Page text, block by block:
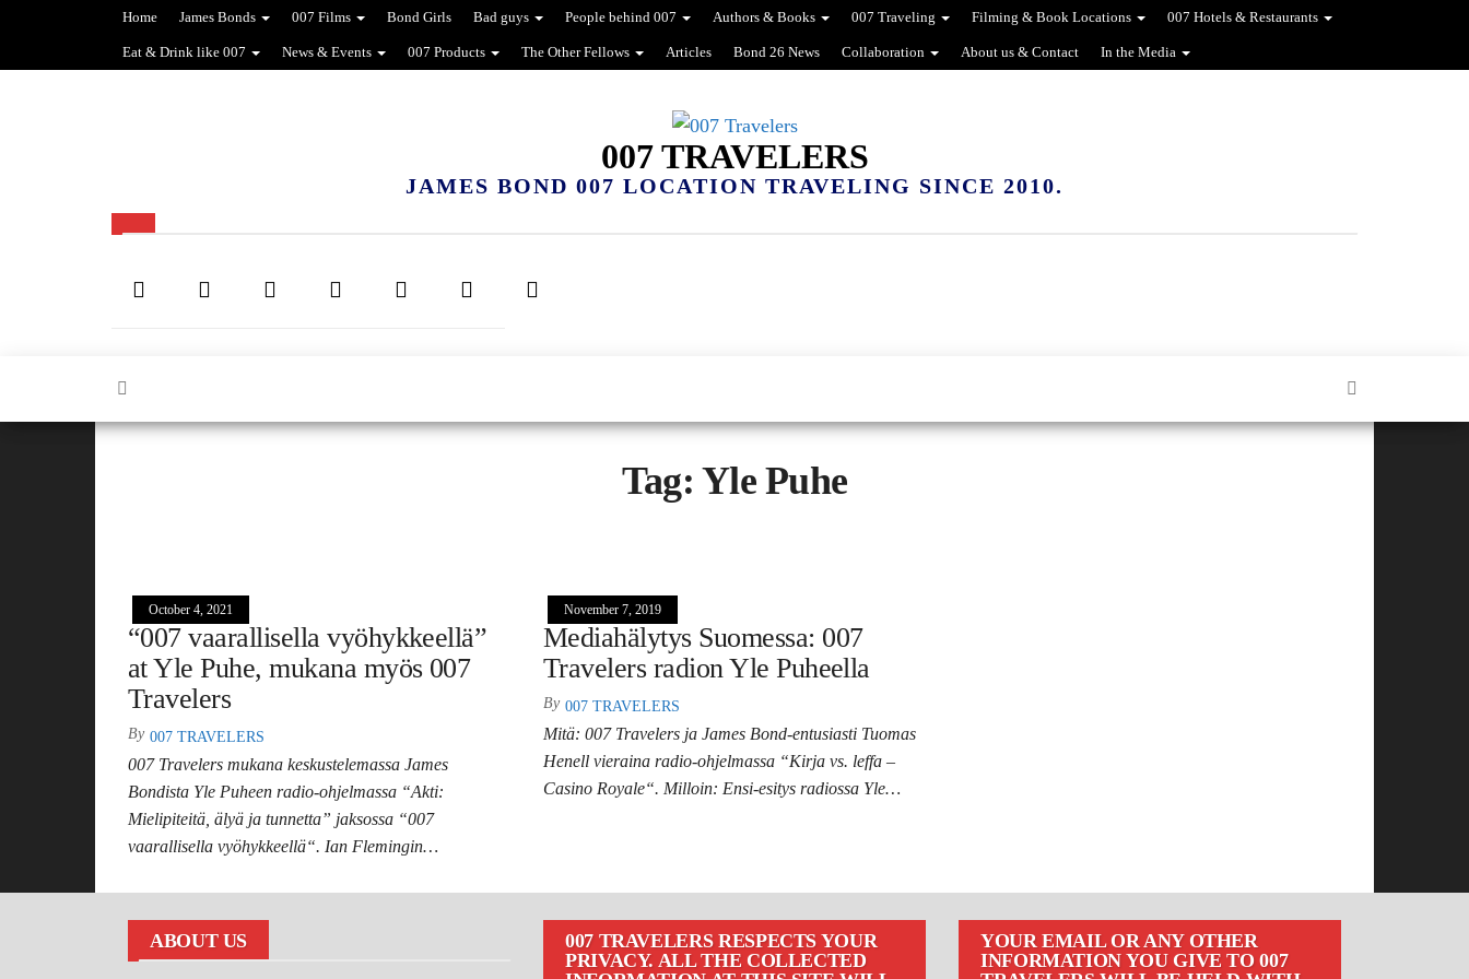
Home James Bonds 007 Films Bond Girls Bad guys People behind 007 Authors & Books 007 Traveling Filming & Book Locations 007 Hotels & Restaurants
Eat & Drink like 007 News & Events 007 Products The Other Fellows Articles Bond 26 News Collaboration About us & Contact In the Media
007 TRAVELERS
JAMES BOND 007 LOCATION TRAVELING SINCE 2010.
Tag:Yle Puhe
October 4, 2021
“007 vaarallisella vyöhykkeellä”
at Yle Puhe, mukana myös 007
Travelers
By 007 TRAVELERS
007 Travelers mukana keskustelemassa James
Bondista Yle Puheen radio-ohjelmassa “Akti:
Mielipiteitä, älyä ja tunnetta” jaksossa “007
vaarallisella vyöhykkeellä“. Ian Flemingin…
November 7, 2019
Mediahälytys Suomessa: 007
Travelers radion Yle Puheella
By 007 TRAVELERS
Mitä: 007 Travelers ja James Bond-entusiasti Tuomas
Henell vieraina radio-ohjelmassa “Kirja vs. leffa –
Casino Royale“. Milloin: Ensi-esitys radiossa Yle…
ABOUT US
007 TRAVELERS RESPECTS YOUR
PRIVACY. ALL THE COLLECTED
YOUR EMAIL OR ANY OTHER
INFORMATION YOU GIVE TO 007